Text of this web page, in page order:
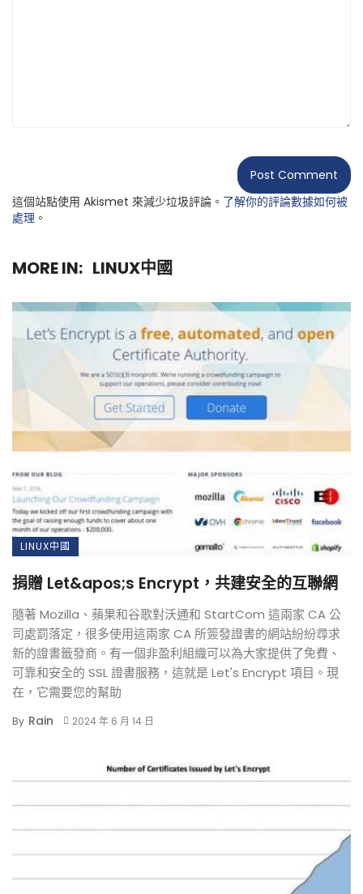
這個站點使用 Akismet 來減少垃圾評論。 了解你的評論數據如何被
處理 。
MORE IN: LINUX中國
LINUX中國
捐贈 Let&apos;s Encrypt，共建安全的互聯網
隨著 Mozilla、蘋果和谷歌對沃通和 StartCom 這兩家 CA 公
司處罰落定，很多使用這兩家 CA 所簽發證書的網站紛紛尋求
新的證書籤發商。有一個非盈利組織可以為大家提供了免費、
可靠和安全的 SSL 證書服務，這就是 Let's Encrypt 項目。現
在，它需要您的幫助
By Rain 2024 年 6 月 14 日